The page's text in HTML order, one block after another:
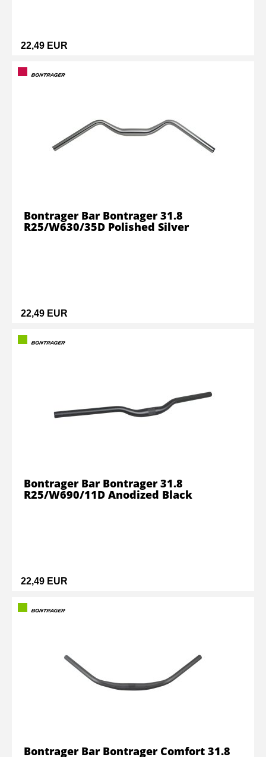
22,49 EUR
22,49 EUR
Bontrager Bar Bontrager 31.8
R25/W630/35D Polished Silver
22,49 EUR
Bontrager Bar Bontrager 31.8
R25/W690/11D Anodized Black
Bontrager Bar Bontrager Comfort 31.8